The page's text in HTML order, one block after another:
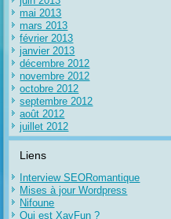
mai 2013
mars 2013
février 2013
janvier 2013
décembre 2012
novembre 2012
octobre 2012
septembre 2012
août 2012
juillet 2012
Liens
Interview SEORomantique
Mises à jour Wordpress
Nifoune
Qui est XavFun ?